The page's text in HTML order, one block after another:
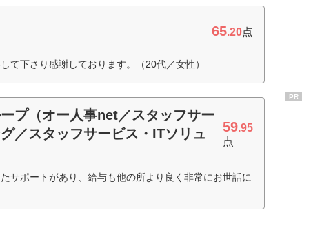
65.20点
て下さり感謝しております。（20代／女性）
プ（オー人事net／スタッフサー
／スタッフサービス・ITソリュ
59.95
点
サポートがあり、給与も他の所より良く非常にお世話に
PR